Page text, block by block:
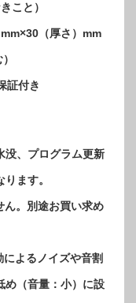
こと）
（厚さ）mm
証付き
没、プログラム更新
ます。
。別途お買い求め
よるノイズや音割
め（音量：小）に設